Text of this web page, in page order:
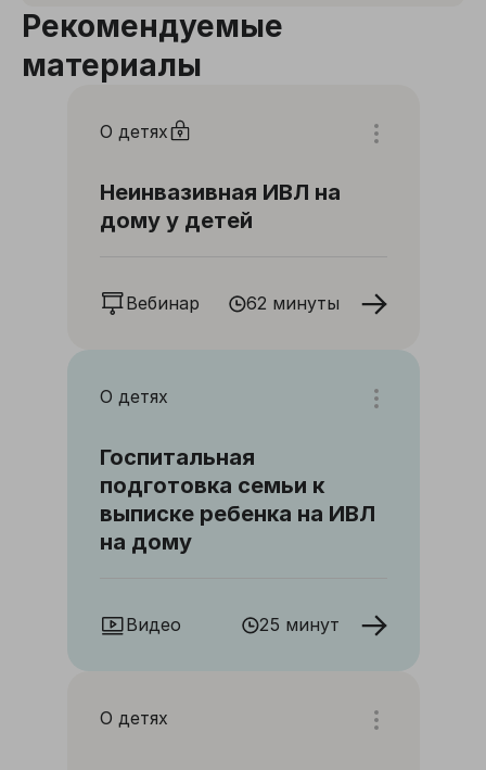
Рекомендуемые
материалы
О детях
Неинвазивная ИВЛ на
дому у детей
Вебинар 62 минуты
О детях
Госпитальная
подготовка семьи к
выписке ребенка на ИВЛ
на дому
Видео 25 минут
О детях